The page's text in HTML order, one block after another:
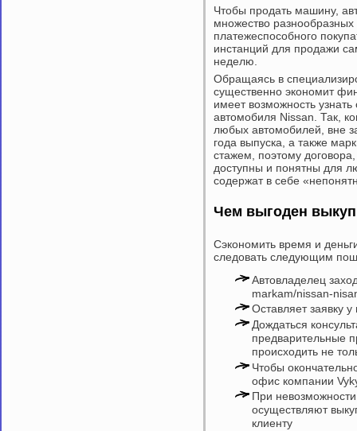
Чтобы продать машину,
множество разнообразных
платежеспособного
инстанций для продажи
неделю.
Обращаясь в
существенно экономит
имеет возможность
автомобиля Nissan. Так,
любых автомобилей, вне
года выпуска, а также
стажем, поэтому
доступны и понятны для
содержат в себе
Чем выгоден выкуп
Сэкономить время и
следовать следующим
Автовладелец
markam/nissan-
Оставляет заявку
Дождаться
предварительные
происходить не
Чтобы
офис компании
При
осуществляют
клиенту